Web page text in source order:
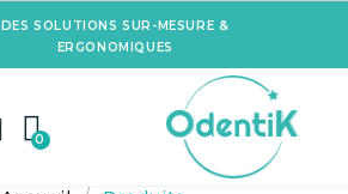
DES SOLUTIONS SUR-MESURE &
ERGONOMIQUES